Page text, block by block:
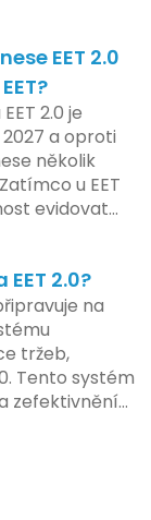
2.0 do
systému,
dohledu nad
zasekly, až
dotykové
i kafe
legislativa
pravidlo
musí šlapat
problémy.
EET 2.0
2.0 je
a oproti
několik
u EET
evidovat
– nově
odvíjet od
činnosti a
se
2.0?
na
tržeb,
Tento systém
zefektivnění
i
Podívejme se
EET 2.0